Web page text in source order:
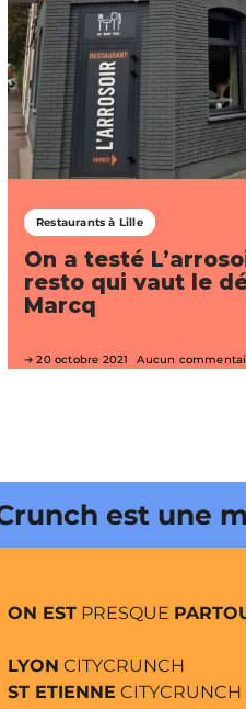
Restaurants à Lille
On a testé
resto qui vaut le
Marcq
20 octobre 2021 Aucun
une marque
ON EST PRESQUE
LYON CITYCRUNCH
ST ETIENNE CITYCRUNCH